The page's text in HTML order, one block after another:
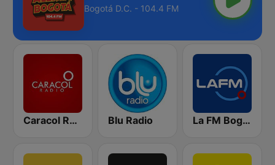
Bogotá D.C. - 104.4 FM
Caracol Radio Blu Radio La FM Bogotá